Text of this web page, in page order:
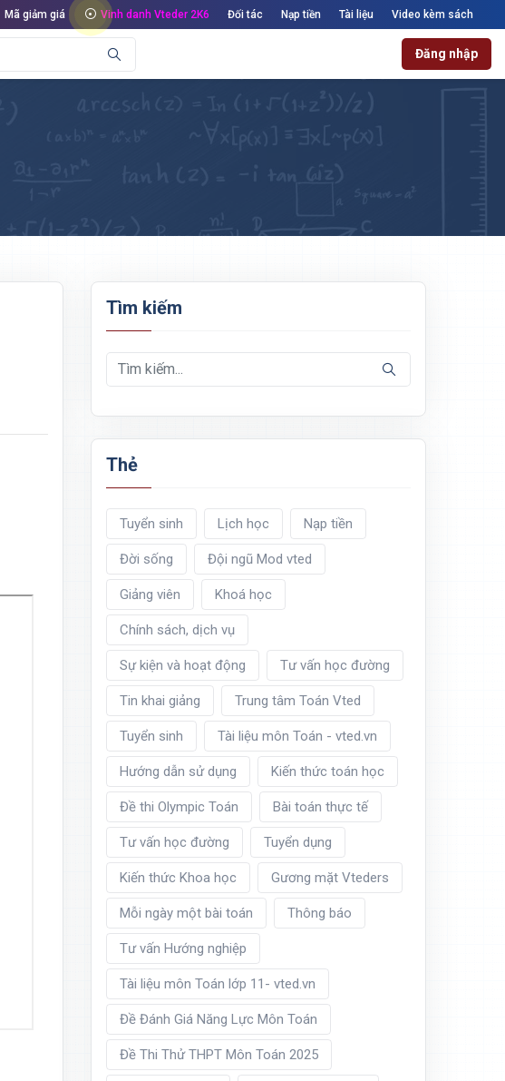
Mã giảm giá Vinh danh Vteder 2K6 Đối tác Nạp tiền Tài liệu Video kèm sách
Đăng nhập
Tìm kiếm
Thẻ
Tuyển sinh Lịch học Nạp tiền
Đời sống Đội ngũ Mod vted
Giảng viên Khoá học
Chính sách, dịch vụ
Sự kiện và hoạt động Tư vấn học đường
Tin khai giảng Trung tâm Toán Vted
Tuyển sinh Tài liệu môn Toán - vted.vn
Hướng dẫn sử dụng Kiến thức toán học
Đề thi Olympic Toán Bài toán thực tế
Tư vấn học đường Tuyển dụng
Kiến thức Khoa học Gương mặt Vteders
Mỗi ngày một bài toán Thông báo
Tư vấn Hướng nghiệp
Tài liệu môn Toán lớp 11- vted.vn
Đề Đánh Giá Năng Lực Môn Toán
Đề Thi Thử THPT Môn Toán 2025